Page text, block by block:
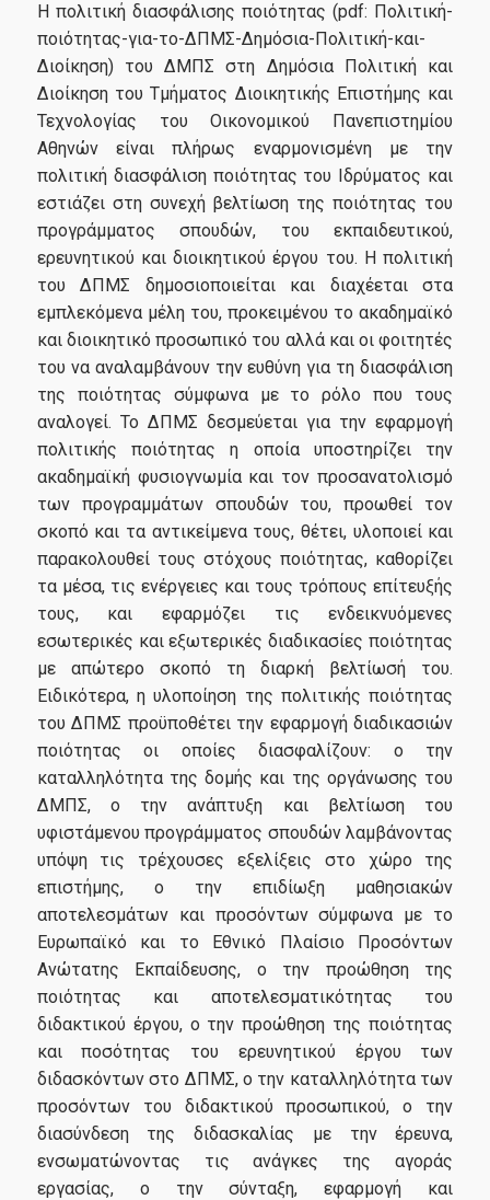
Πρόγραμμα Σπουδών
Δομή Προγράμματος
Κανονισμός Σπουδών
Πρόγραμμα Σπουδών
Οδηγός Εκπόνησης Διπλωματικής Εργασίας
Εγγραφές
Αίτηση Υποψηφιότητας
Πληροφορίες
Διασφάλιση Ποιότητας
Αξιολόγηση εκπαιδευτικού έργου
Δεδομένα Ποιότητας
Διαδικασία Διαχείρισης Παραπόνων
ΜΟΔΙΠ
Πολιτική ποιότητας
Πιστοποίηση
Επικοινωνία
Η πολιτική διασφάλισης ποιότητας (pdf: Πολιτική-
ποιότητας-για-το-ΔΠΜΣ-Δημόσια-Πολιτική-και-
Διοίκηση) του ΔΜΠΣ στη Δημόσια Πολιτική και
Διοίκηση του Τμήματος Διοικητικής Επιστήμης και
Τεχνολογίας του Οικονομικού Πανεπιστημίου
Αθηνών είναι πλήρως εναρμονισμένη με την
πολιτική διασφάλιση ποιότητας του Ιδρύματος και
εστιάζει στη συνεχή βελτίωση της ποιότητας του
προγράμματος σπουδών, του εκπαιδευτικού,
ερευνητικού και διοικητικού έργου του. Η πολιτική
του ΔΠΜΣ δημοσιοποιείται και διαχέεται στα
εμπλεκόμενα μέλη του, προκειμένου το ακαδημαϊκό
και διοικητικό προσωπικό του αλλά και οι φοιτητές
του να αναλαμβάνουν την ευθύνη για τη διασφάλιση
της ποιότητας σύμφωνα με το ρόλο που τους
αναλογεί. Το ΔΠΜΣ δεσμεύεται για την εφαρμογή
πολιτικής ποιότητας η οποία υποστηρίζει την
ακαδημαϊκή φυσιογνωμία και τον προσανατολισμό
των προγραμμάτων σπουδών του, προωθεί τον
σκοπό και τα αντικείμενα τους, θέτει, υλοποιεί και
παρακολουθεί τους στόχους ποιότητας, καθορίζει
τα μέσα, τις ενέργειες και τους τρόπους επίτευξής
τους, και εφαρμόζει τις ενδεικνυόμενες
εσωτερικές και εξωτερικές διαδικασίες ποιότητας
με απώτερο σκοπό τη διαρκή βελτίωσή του.
Ειδικότερα, η υλοποίηση της πολιτικής ποιότητας
του ΔΠΜΣ προϋποθέτει την εφαρμογή διαδικασιών
ποιότητας οι οποίες διασφαλίζουν: o την
καταλληλότητα της δομής και της οργάνωσης του
ΔΜΠΣ, o την ανάπτυξη και βελτίωση του
υφιστάμενου προγράμματος σπουδών λαμβάνοντας
υπόψη τις τρέχουσες εξελίξεις στο χώρο της
επιστήμης, o την επιδίωξη μαθησιακών
αποτελεσμάτων και προσόντων σύμφωνα με το
Ευρωπαϊκό και το Εθνικό Πλαίσιο Προσόντων
Ανώτατης Εκπαίδευσης, o την προώθηση της
ποιότητας και αποτελεσματικότητας του
διδακτικού έργου, o την προώθηση της ποιότητας
και ποσότητας του ερευνητικού έργου των
διδασκόντων στο ΔΠΜΣ, o την καταλληλότητα των
προσόντων του διδακτικού προσωπικού, o την
διασύνδεση της διδασκαλίας με την έρευνα,
ενσωματώνοντας τις ανάγκες της αγοράς
εργασίας, o την σύνταξη, εφαρμογή και